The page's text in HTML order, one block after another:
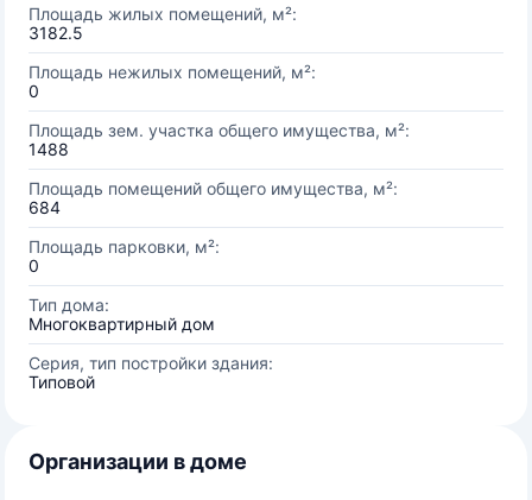
Площадь жилых помещений, м²:
3182.5
Площадь нежилых помещений, м²:
0
Площадь зем. участка общего имущества, м²:
1488
Площадь помещений общего имущества, м²:
684
Площадь парковки, м²:
0
Тип дома:
Многоквартирный дом
Серия, тип постройки здания:
Типовой
Организации в доме